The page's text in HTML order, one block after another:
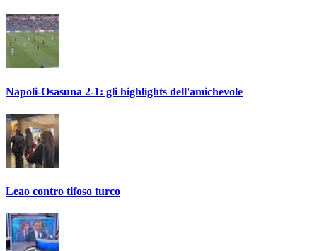
Napoli-Osasuna 2-1: gli highlights dell'amichevole
Leao contro tifoso turco